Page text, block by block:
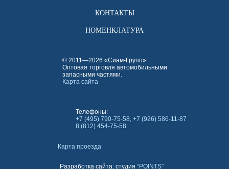
КОНТАКТЫ
НОМЕНКЛАТУРА
© 2011—2026 «Сиам-Групп»
Оптовая торговля автомобильными
запасными частями.
Карта сайта
Телефоны:
+7 (495) 790-75-58, +7 (926) 586-11-87
8 (812) 454-75-58
Карта проезда
Разработка сайта: студия “POINTS”